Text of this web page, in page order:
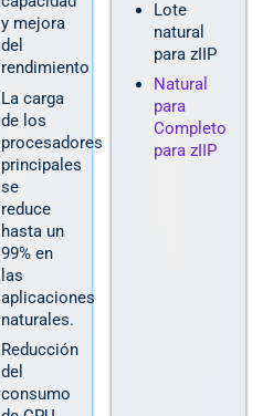
y mejora
del
rendimiento
La carga
de los
procesadores
principales
se
reduce
hasta un
99% en
las
aplicaciones
naturales.
Reducción
del
consumo
Lote
natural
para zIIP
Natural
para
Completo
para zIIP